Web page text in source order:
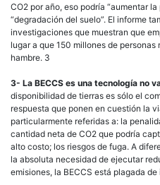
CO2 por año, eso podría “aumentar
“degradación del suelo”. El informe
investigaciones que muestran que
lugar a que 150 millones de
hambre. 3
3- La BECCS es una tecnología no
disponibilidad de tierras es sólo el
respuesta que ponen en cuestión la
particularmente referidas a: la
cantidad neta de CO2 que podría
alto costo; los riesgos de fuga. A
la absoluta necesidad de ejecutar
emisiones, la BECCS está plagada